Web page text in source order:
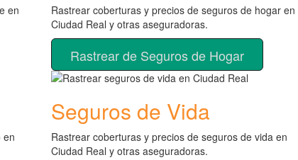
en
Rastrear coberturas y precios de seguros de hogar en
Ciudad Real y otras aseguradoras.
Rastrear de Seguros de Hogar
en
Seguros de Vida
Rastrear coberturas y precios de seguros de vida en
Ciudad Real y otras aseguradoras.